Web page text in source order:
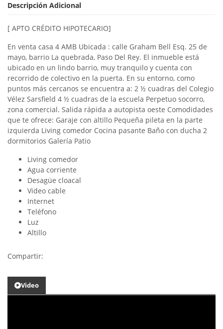
Descripción Adicional
[ APTO CRÉDITO HIPOTECARIO]
En venta casa 4 AMB Ubicada : calle Graham Bell Esq. 25 de
mayo, barrio La quebrada, Paso Del Rey. El inmueble está
ubicado en un lindo barrio, muy tranquilo y cuenta con
recorrido de colectivo en la puerta. En su entorno, como
puntos más cercanos se encuentra a: 2 ½ cuadras del Colegio
Vélez Sarsfield 4 ½ cuadras de la escuela Perpetuo socorro,
zona comercial. Salida rápida a autopista oeste Comodidades
que te ofrece: Garaje con altillo Pequeña pileta en la parte
izquierda Living comedor Cocina pasante Baño con ducha 2
dormitorios Galería Patio
Living comedor
Agua corriente
Desagüe cloacal
Video cable
Internet
Teléfono
Luz
Altillo
Compartir:
Video